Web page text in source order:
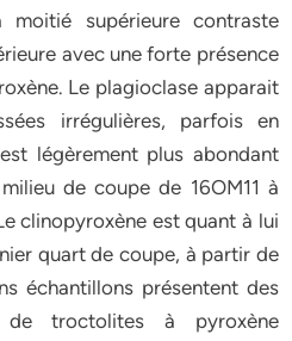
supérieure contraste
avec une forte présence
Le plagioclase apparait
irrégulières, parfois en
légèrement plus abondant
de coupe de 16OM11 à
clinopyroxène est quant à lui
quart de coupe, à partir de
échantillons présentent des
de troctolites à pyroxène